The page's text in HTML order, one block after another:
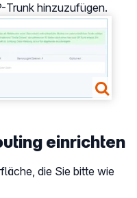
Trunk hinzuzufügen.
einrichten
die Sie bitte wie